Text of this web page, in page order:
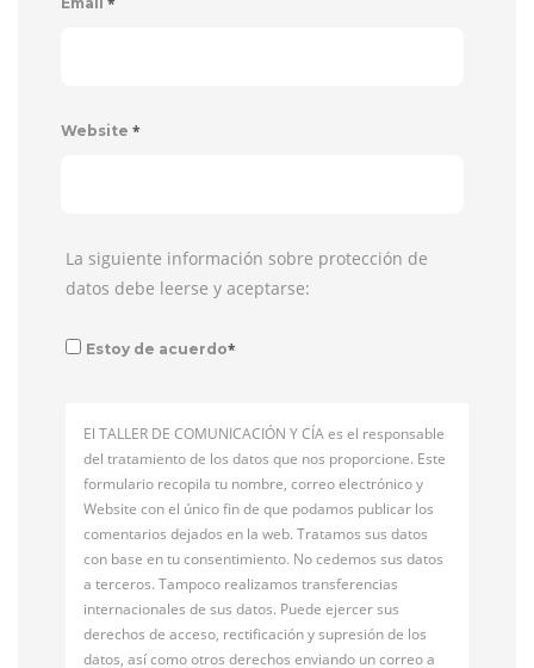
Website *
La siguiente información sobre protección de
datos debe leerse y aceptarse:
Estoy de acuerdo*
El TALLER DE COMUNICACIÓN Y CÍA es el responsable
del tratamiento de los datos que nos proporcione. Este
formulario recopila tu nombre, correo electrónico y
Website con el único fin de que podamos publicar los
comentarios dejados en la web. Tratamos sus datos
con base en tu consentimiento. No cedemos sus datos
a terceros. Tampoco realizamos transferencias
internacionales de sus datos. Puede ejercer sus
derechos de acceso, rectificación y supresión de los
datos, así como otros derechos enviando un correo a